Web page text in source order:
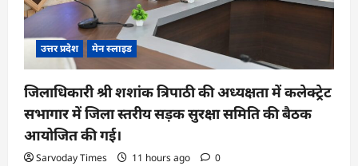
उत्तर प्रदेश मेन स्लाइड
जिलाधिकारी श्री शशांक त्रिपाठी की अध्यक्षता में कलेक्ट्रेट
सभागार में जिला स्तरीय सड़क सुरक्षा समिति की बैठक
आयोजित की गई।
Sarvoday Times 11 hours ago 0